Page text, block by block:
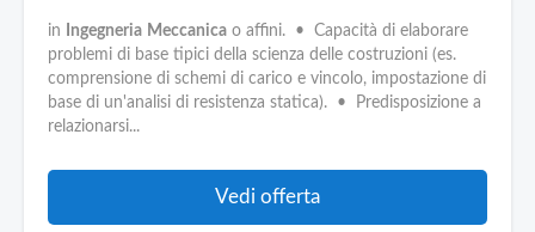
in Ingegneria Meccanica o affini. • Capacità di elaborare
problemi di base tipici della scienza delle costruzioni (es.
comprensione di schemi di carico e vincolo, impostazione di
base di un'analisi di resistenza statica). • Predisposizione a
relazionarsi...
Vedi offerta